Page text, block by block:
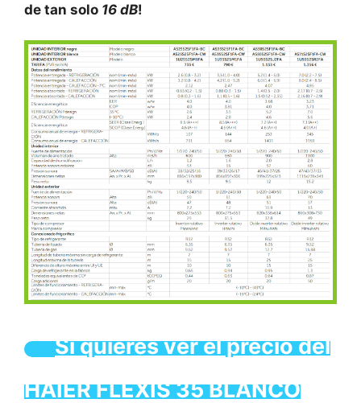
de tan solo 16 dB!
Si quieres ver el precio del
HAIER FLEXIS 35 BLANCO